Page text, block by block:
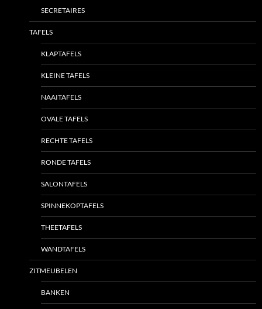
SECRETAIRES
TAFELS
KLAPTAFELS
KLEINE TAFELS
NAAITAFELS
OVALE TAFELS
RECHTE TAFELS
RONDE TAFELS
SALONTAFELS
SPINNEKOPTAFELS
THEETAFELS
WANDTAFELS
ZITMEUBELEN
BANKEN